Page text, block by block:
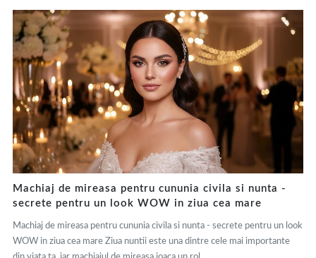
Machiaj de mireasa pentru cununia civila si nunta -
secrete pentru un look WOW in ziua cea mare
Machiaj de mireasa pentru cununia civila si nunta - secrete pentru un look
WOW in ziua cea mare Ziua nuntii este una dintre cele mai importante